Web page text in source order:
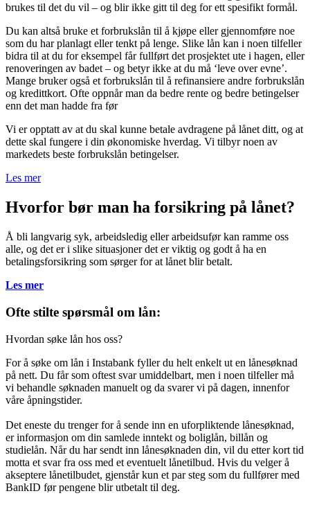
brukes til det du vil – og blir ikke gitt til deg for ett spesifikt formål.
Du kan altså bruke et forbrukslån til å kjøpe eller gjennomføre noe
som du har planlagt eller tenkt på lenge. Slike lån kan i noen tilfeller
bidra til at du for eksempel får fullført det prosjektet ute i hagen, eller
renoveringen av badet – og betyr ikke at du må ‘leve over evne’.
Mange bruker også et forbrukslån til å refinansiere andre forbrukslån
og kredittkort. Ofte oppnår man da bedre rente og bedre betingelser
enn det man hadde fra før
Vi er opptatt av at du skal kunne betale avdragene på lånet ditt, og at
dette skal fungere i din økonomiske hverdag. Vi tilbyr noen av
markedets beste forbrukslån betingelser.
Les mer
Hvorfor bør man ha forsikring på lånet?
Å bli langvarig syk, arbeidsledig eller arbeidsufør kan ramme oss
alle, og det er i slike situasjoner det er viktig og godt å ha en
betalingsforsikring som sørger for at lånet blir betalt.
Les mer
Ofte stilte spørsmål om lån:
Hvordan søke lån hos oss?
For å søke om lån i Instabank fyller du helt enkelt ut en lånesøknad
på nett. Du får som oftest svar umiddelbart, men i noen tilfeller må
vi behandle søknaden manuelt og da svarer vi på dagen, innenfor
våre åpningstider.
Det eneste du trenger for å sende inn en uforpliktende lånesøknad,
er informasjon om din samlede inntekt og boliglån, billån og
studielån. Når du har sendt inn lånesøknaden din, vil du etter kort tid
motta et svar fra oss med et eventuelt lånetilbud. Hvis du velger å
akseptere lånetilbudet, gjenstår kun et par steg som du fullfører med
BankID før pengene blir utbetalt til deg.